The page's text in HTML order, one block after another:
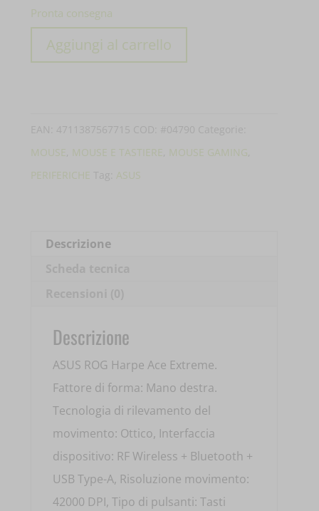
Pronta consegna
MOUSE
ASUS
ACE
EXTREME
90MP03U0-
Aggiungi al carrello
MOUSE MOUSE E TASTIERE MOUSE GAMING
PERIFERICHE
Tag:ASUS
Descrizione
Descrizione
ASUS ROG Harpe Ace Extreme.
Fattore di forma: Mano destra.
Tecnologia di rilevamento del
movimento: Ottico, Interfaccia
dispositivo: RF Wireless + Bluetooth +
USB Type-A, Risoluzione movimento:
42000 DPI, Tipo di pulsanti: Tasti